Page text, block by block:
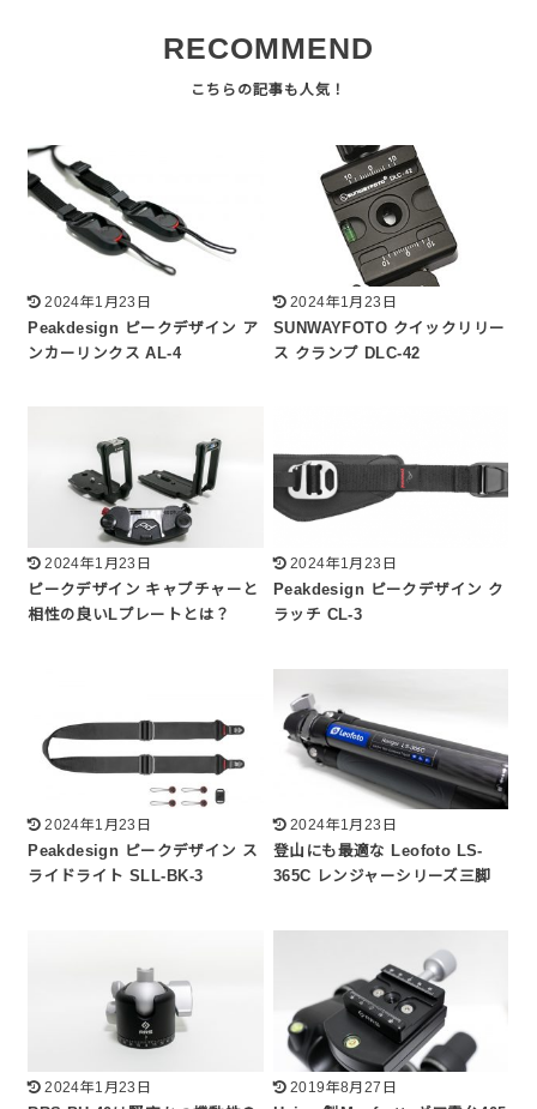
RECOMMEND
2024年1月23日
Peakdesign ピークデザイン ア
ンカーリンクス AL-4
2024年1月23日
SUNWAYFOTO クイックリリー
ス クランプ DLC-42
2024年1月23日
ピークデザイン キャプチャーと
相性の良いLプレートとは？
2024年1月23日
Peakdesign ピークデザイン ク
ラッチ CL-3
2024年1月23日
Peakdesign ピークデザイン ス
ライドライト SLL-BK-3
2024年1月23日
登山にも最適な Leofoto LS-
365C レンジャーシリーズ三脚
2024年1月23日
2019年8月27日